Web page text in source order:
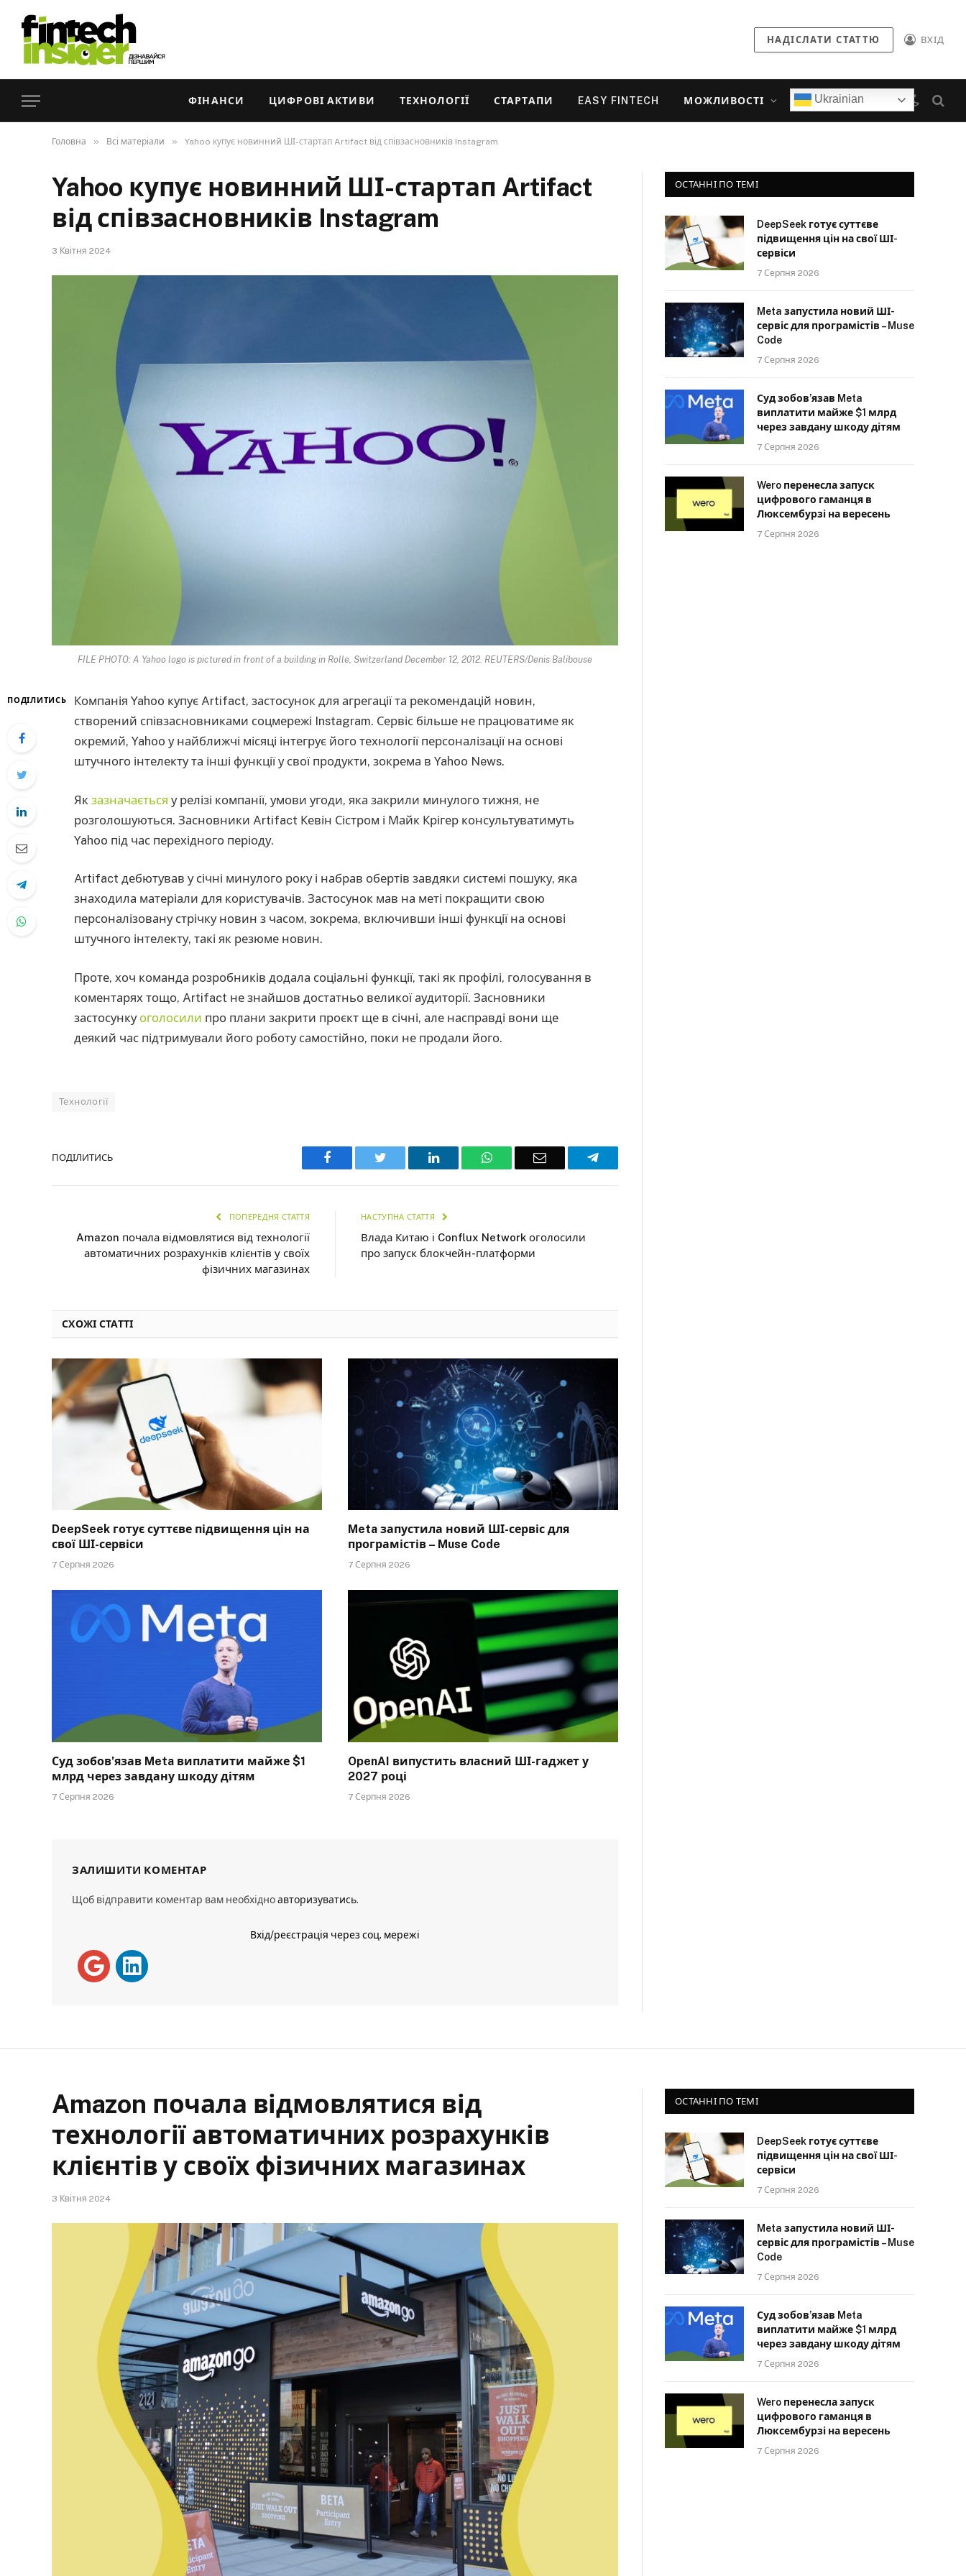
НАДІСЛАТИ СТАТТЮ ВХІД
ФІНАНСИ ЦИФРОВІ АКТИВИ ТЕХНОЛОГІЇ СТАРТАПИ EASY FINTECH МОЖЛИВОСТІ Ukrainian
Головна » Всі матеріали » Yahoo купує новинний ШІ-стартап Artifact від співзасновників Instagram
Yahoo купує новинний ШІ-стартап Artifact
від співзасновників Instagram
3 Квітня 2024
FILE PHOTO: A Yahoo logo is pictured in front of a building in Rolle, Switzerland December 12, 2012. REUTERS/Denis Balibouse
ПОДІЛИТИСЬ
Компанія Yahoo купує Artifact, застосунок для агрегації та рекомендацій новин,
створений співзасновниками соцмережі Instagram. Сервіс більше не працюватиме як
окремий, Yahoo у найближчі місяці інтегрує його технології персоналізації на основі
штучного інтелекту та інші функції у свої продукти, зокрема в Yahoo News.
Як зазначається у релізі компанії, умови угоди, яка закрили минулого тижня, не
розголошуються. Засновники Artifact Кевін Сістром і Майк Крігер консультуватимуть
Yahoo під час перехідного періоду.
Artifact дебютував у січні минулого року і набрав обертів завдяки системі пошуку, яка
знаходила матеріали для користувачів. Застосунок мав на меті покращити свою
персоналізовану стрічку новин з часом, зокрема, включивши інші функції на основі
штучного інтелекту, такі як резюме новин.
Проте, хоч команда розробників додала соціальні функції, такі як профілі, голосування в
коментарях тощо, Artifact не знайшов достатньо великої аудиторії. Засновники
застосунку оголосили про плани закрити проєкт ще в січні, але насправді вони ще
деякий час підтримували його роботу самостійно, поки не продали його.
Технології
ПОДІЛИТИСЬ Facebook Twitter LinkedIn WhatsAppEmail Telegram
ПОПЕРЕДНЯ СТАТТЯ
Amazon почала відмовлятися від технології
автоматичних розрахунків клієнтів у своїх
фізичних магазинах
НАСТУПНА СТАТТЯ
Влада Китаю і Conflux Network оголосили
про запуск блокчейн-платформи
СХОЖІ СТАТТІ
DeepSeek готує суттєве підвищення цін на
свої ШІ-сервіси
7 Серпня 2026
Meta запустила новий ШІ-сервіс для
програмістів – Muse Code
7 Серпня 2026
Суд зобов’язав Meta виплатити майже $1
млрд через завдану шкоду дітям
7 Серпня 2026
OpenAI випустить власний ШІ-гаджет у
2027 році
7 Серпня 2026
ЗАЛИШИТИ КОМЕНТАР
Щоб відправити коментар вам необхідноавторизуватись.
Вхід/реєстрація через соц. мережі
ОСТАННІ ПО ТЕМІ
DeepSeek готує суттєве
підвищення цін на свої ШІ-
сервіси
7 Серпня 2026
Meta запустила новий ШІ-
сервіс для програмістів – Muse
Code
7 Серпня 2026
Суд зобов’язав Meta
виплатити майже $1 млрд
через завдану шкоду дітям
7 Серпня 2026
Wero перенесла запуск
цифрового гаманця в
Люксембурзі на вересень
7 Серпня 2026
Amazon почала відмовлятися від
технології автоматичних розрахунків
клієнтів у своїх фізичних магазинах
3 Квітня 2024
ОСТАННІ ПО ТЕМІ
DeepSeek готує суттєве
підвищення цін на свої ШІ-
сервіси
7 Серпня 2026
Meta запустила новий ШІ-
сервіс для програмістів – Muse
Code
7 Серпня 2026
Суд зобов’язав Meta
виплатити майже $1 млрд
через завдану шкоду дітям
7 Серпня 2026
Wero перенесла запуск
цифрового гаманця в
Люксембурзі на вересень
7 Серпня 2026